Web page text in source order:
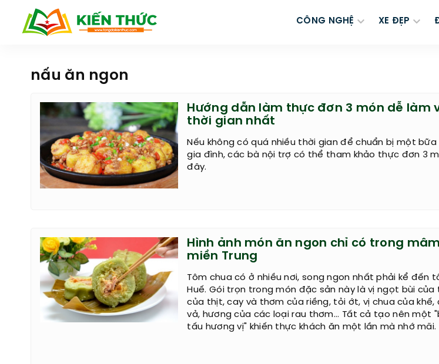
CÔNG NGHỆ XE ĐẸP
nấu ăn ngon
Hướng dẫn làm thực đơn 3 món dễ làm
thời gian nhất
Nếu không có quá nhiều thời gian để chuẩn bị một
gia đình, các bà nội trợ có thể tham khảo thực đơn 3
đây.
Hình ảnh món ăn ngon chỉ có trong
miền Trung
Tôm chua có ở nhiều nơi, song ngon nhất phải kể đến
Huế. Gói trọn trong món đặc sản này là vị ngọt bùi của
của thịt, cay và thơm của riềng, tỏi ớt, vị chua của khế,
vả, hương của các loại rau thơm... Tất cả tạo nên một
tấu hương vị" khiến thực khách ăn một lần mà nhớ mãi.